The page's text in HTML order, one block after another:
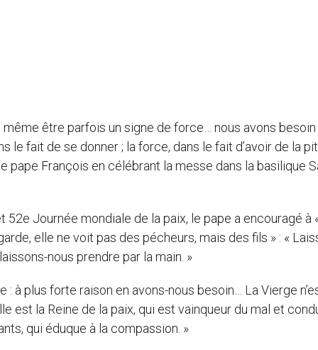
être parfois un signe de force… nous avons besoin
le fait de se donner ; la force, dans le fait d’avoir de la
pape François en célébrant la messe dans la basilique
Journée mondiale de la paix, le pape a encouragé à
elle ne voit pas des pécheurs, mais des fils » : «
nous prendre par la main. »
: à plus forte raison en avons-nous besoin… La Vierge
est la Reine de la paix, qui est vainqueur du mal et
qui éduque à la compassion. »